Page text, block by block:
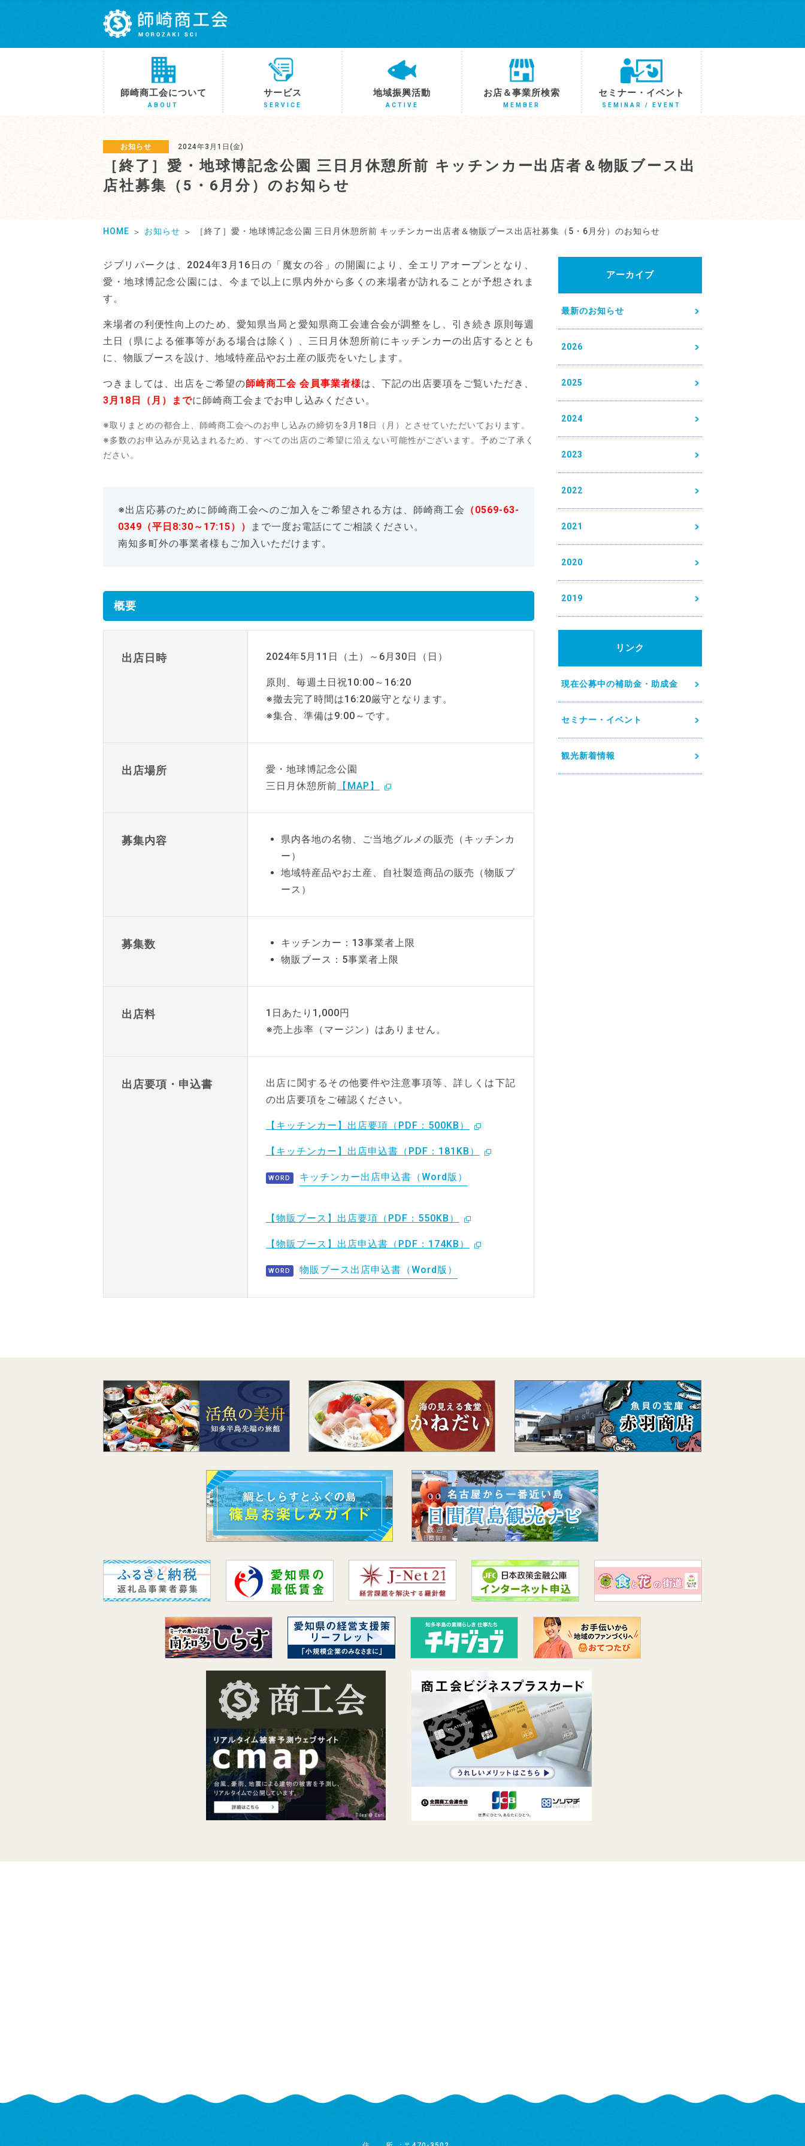
師崎商工会について
ABOUT
サービス
SERVICE
地域振興活動
ACTIVE
お店＆事業所検索
MEMBER
セミナー・イベント
SEMINAR / EVENT
お知らせ 2024年3月1日(金)
［終了］愛・地球博記念公園 三日月休憩所前 キッチンカー出店者＆物販ブース出
店社募集（5・6月分）のお知らせ
HOME お知らせ ［終了］愛・地球博記念公園 三日月休憩所前 キッチンカー出店者＆物販ブース出店社募集（5・6月分）のお知らせ
ジブリパークは、2024年3月16日の「魔女の谷」の開園により、全エリアオープンとなり、
愛・地球博記念公園には、今まで以上に県内外から多くの来場者が訪れることが予想されま
す。
来場者の利便性向上のため、愛知県当局と愛知県商工会連合会が調整をし、引き続き原則毎週
土日（県による催事等がある場合は除く）、三日月休憩所前にキッチンカーの出店するととも
に、物販ブースを設け、地域特産品やお土産の販売をいたします。
つきましては、出店をご希望の師崎商工会 会員事業者様は、下記の出店要項をご覧いただき、
3月18日（月）までに師崎商工会までお申し込みください。
※取りまとめの都合上、師崎商工会へのお申し込みの締切を3月18日（月）とさせていただいております。
※多数のお申込みが見込まれるため、すべての出店のご希望に沿えない可能性がございます。予めご了承く
ださい。
※出店応募のために師崎商工会へのご加入をご希望される方は、師崎商工会 （0569-63-
0349（平日8:30～17:15））
まで一度お電話にてご相談ください。
南知多町外の事業者様もご加入いただけます。
概要
出店日時 2024年5月11日（土）～6月30日（日）
原則、毎週土日祝10:00～16:20
※撤去完了時間は16:20厳守となります。
※集合、準備は9:00～です。
出店場所
愛・地球博記念公園
三日月休憩所前 【MAP】
募集内容
県内各地の名物、ご当地グルメの販売（キッチンカ
ー）
地域特産品やお土産、自社製造商品の販売（物販ブ
ース）
募集数
キッチンカー：13事業者上限
物販ブース：5事業者上限
出店料
1日あたり1,000円
※売上歩率（マージン）はありません。
出店要項・申込書
出店に関するその他要件や注意事項等、詳しくは下記
の出店要項をご確認ください。
【キッチンカー】出店要項（PDF：500KB）
【キッチンカー】出店申込書（PDF：181KB）
キッチンカー出店申込書（Word版）
【物販ブース】出店要項（PDF：550KB）
【物販ブース】出店申込書（PDF：174KB）
物販ブース出店申込書（Word版）
アーカイブ
最新のお知らせ
2026
2025
2024
2023
2022
2021
2020
2019
リンク
現在公募中の補助金・助成金
セミナー・イベント
観光新着情報